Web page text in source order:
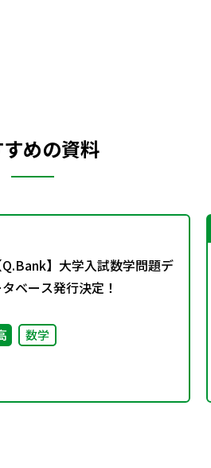
めの資料
Q.Bank】大学入試数学問題デ
ベース発行決定！
数学